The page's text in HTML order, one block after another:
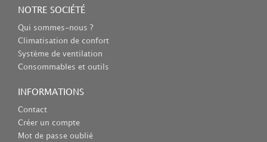
NOTRE SOCIÉTÉ
Qui sommes-nous ?
Climatisation de confort
Système de ventilation
Consommables et outils
INFORMATIONS
Contact
Créer un compte
Mot de passe oublié